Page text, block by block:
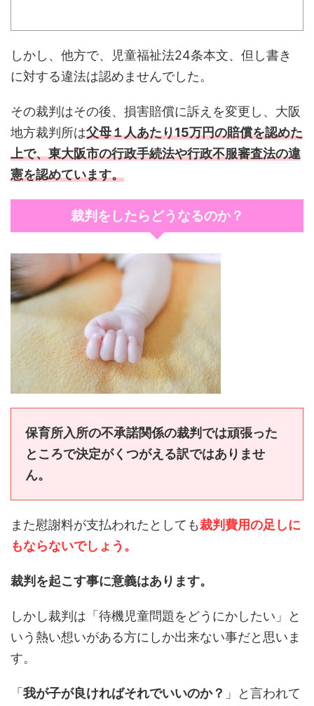
しかし、他方で、児童福祉法24条本文、但し書き
に対する違法は認めませんでした。
その裁判はその後、損害賠償に訴えを変更し、大阪
地方裁判所は父母１人あたり15万円の賠償を認めた
上で、東大阪市の行政手続法や行政不服審査法の違
憲を認めています。
裁判をしたらどうなるのか？
保育所入所の不承諾関係の裁判では頑張った
ところで決定がくつがえる訳ではありませ
ん。
また慰謝料が支払われたとしても裁判費用の足しに
もならないでしょう。
裁判を起こす事に意義はあります。
しかし裁判は「待機児童問題をどうにかしたい」と
いう熱い想いがある方にしか出来ない事だと思いま
す。
「 我が子が良ければそれでいいのか？ 」と言われて